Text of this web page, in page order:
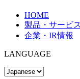
HOME
製品・サービ
企業・IR情報
LANGUAGE